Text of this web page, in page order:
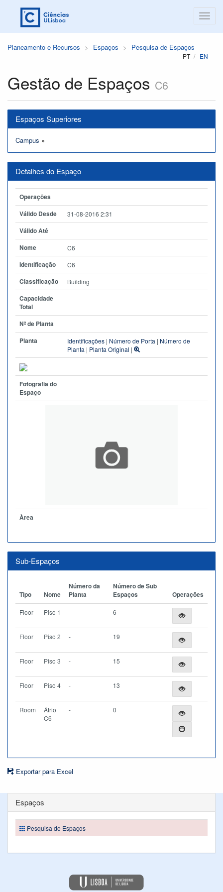
Planeamento e Recursos Espaços Pesquisa de Espaços
PT EN
Gestão de Espaços C6
Espaços Superiores
Campus »
Detalhes do Espaço
Operações
Válido Desde
31-08-2016 2:31
Válido Até
Nome
C6
Identificação C6
Classificação Building
Capacidade
Total
Nº de Planta
Planta
Identificações | Número de Porta | Número de
Planta | Planta Original |
Fotografia do
Espaço
Àrea
Sub-Espaços
Tipo Nome
Número da
Planta
Número de Sub
Espaços
Operações
Floor Piso 1 - 6
Floor Piso 2 - 19
Floor Piso 3 - 15
Floor Piso 4 - 13
Room
Átrio
C6
- 0
Exportar para Excel
Espaços
Pesquisa de Espaços